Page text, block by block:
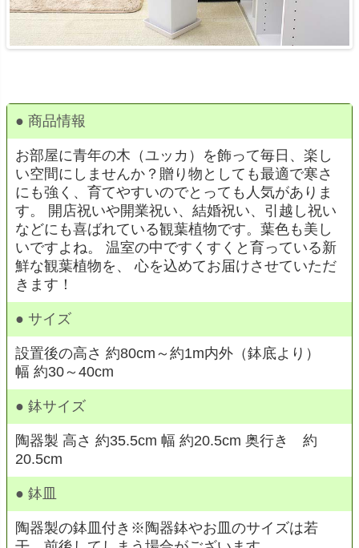
● 商品情報
お部屋に青年の木（ユッカ）を飾って毎日、楽し
い空間にしませんか？贈り物としても最適で寒さ
にも強く、育てやすいのでとっても人気がありま
す。 開店祝いや開業祝い、結婚祝い、引越し祝い
などにも喜ばれている観葉植物です。葉色も美し
いですよね。 温室の中ですくすくと育っている新
鮮な観葉植物を、 心を込めてお届けさせていただ
きます！
● サイズ
設置後の高さ 約80cm～約1m内外（鉢底より）
幅 約30～40cm
● 鉢サイズ
陶器製 高さ 約35.5cm 幅 約20.5cm 奥行き 約
20.5cm
● 鉢皿
陶器製の鉢皿付き※陶器鉢やお皿のサイズは若